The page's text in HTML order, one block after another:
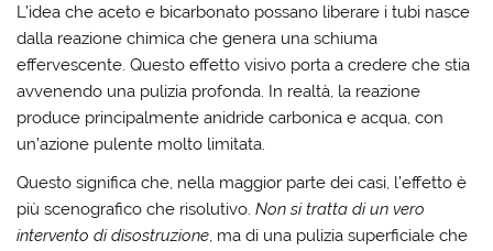
L’idea che aceto e bicarbonato possano liberare i tubi nasce
dalla reazione chimica che genera una schiuma
effervescente. Questo effetto visivo porta a credere che stia
avvenendo una pulizia profonda. In realtà, la reazione
produce principalmente anidride carbonica e acqua, con
un’azione pulente molto limitata.
Questo significa che, nella maggior parte dei casi, l’effetto è
più scenografico che risolutivo.Non si tratta di un vero
intervento di disostruzione, ma di una pulizia superficiale che